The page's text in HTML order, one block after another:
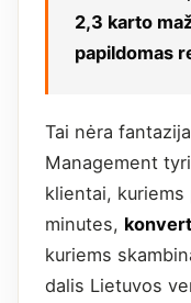
2,3 karto
papildomas
Tai nėra
Management
klientai, kuriems
minutes,
kuriems
dalis Lietuvos